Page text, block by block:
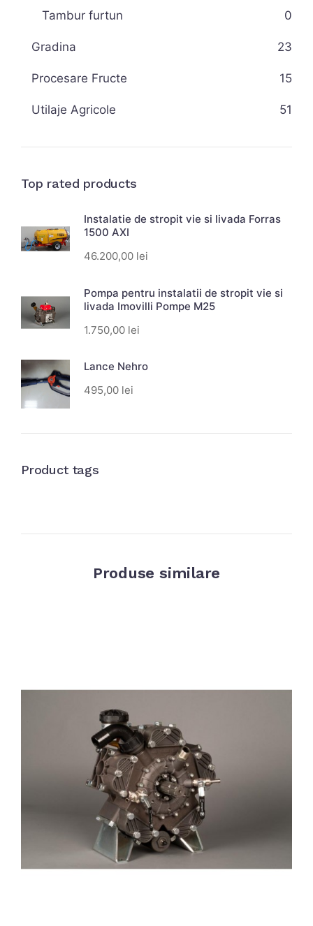
Tambur furtun 0
Gradina 23
Procesare Fructe 15
Utilaje Agricole 51
Top rated products
Instalatie de stropit vie si livada Forras
1500 AXI
46.200,00 lei
Pompa pentru instalatii de stropit vie si
livada Imovilli Pompe M25
1.750,00 lei
Lance Nehro
495,00 lei
Product tags
Produse similare